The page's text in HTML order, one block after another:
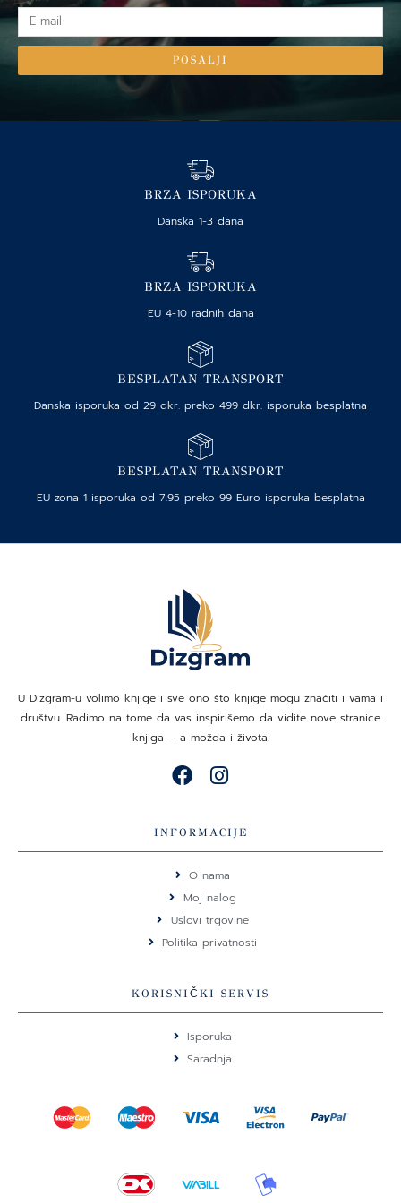
E-
mail
POSALJI
BRZA ISPORUKA
Danska 1-3 dana
BRZA ISPORUKA
EU 4-10 radnih dana
BESPLATAN TRANSPORT
Danska isporuka od 29 dkr. preko 499 dkr. isporuka besplatna
BESPLATAN TRANSPORT
EU zona 1 isporuka od 7.95 preko 99 Euro isporuka besplatna
U Dizgram-u volimo knjige i sve ono što knjige mogu značiti i vama i
društvu. Radimo na tome da vas inspirišemo da vidite nove stranice
knjiga – a možda i života.
F
e
b
o
o
k
I
t
a
g
r
a
m
INFORMACIJE
O nama
Moj nalog
Uslovi trgovine
Politika privatnosti
KORISNIČKI SERVIS
Isporuka
Saradnja